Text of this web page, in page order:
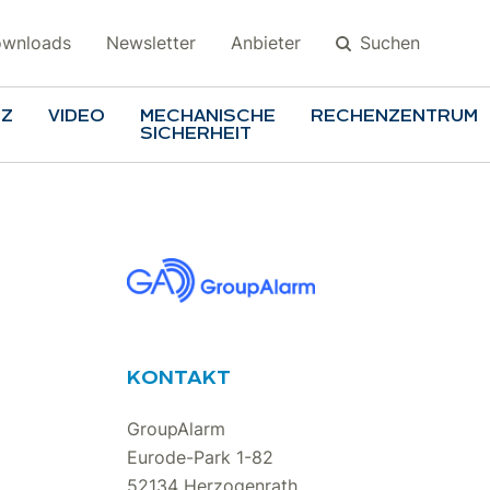
Newsletter Anbieter Suchen
VIDEO
MECHANISCHE
SICHERHEIT
RECHENZENTRUM
KONTAKT
GroupAlarm
Eurode-Park 1-82